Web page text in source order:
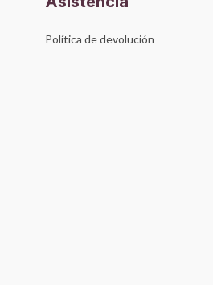
Política de devolución